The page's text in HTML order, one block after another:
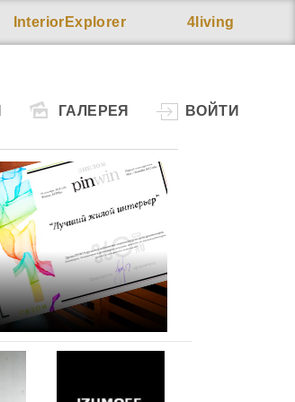
4living
InteriorExplorer
ГАЛЕРЕЯ ВОЙТИ